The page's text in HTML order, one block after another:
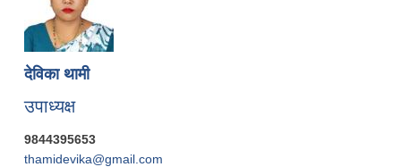
देविका थामी
उपाध्यक्ष
9844395653
thamidevika@gmail.com